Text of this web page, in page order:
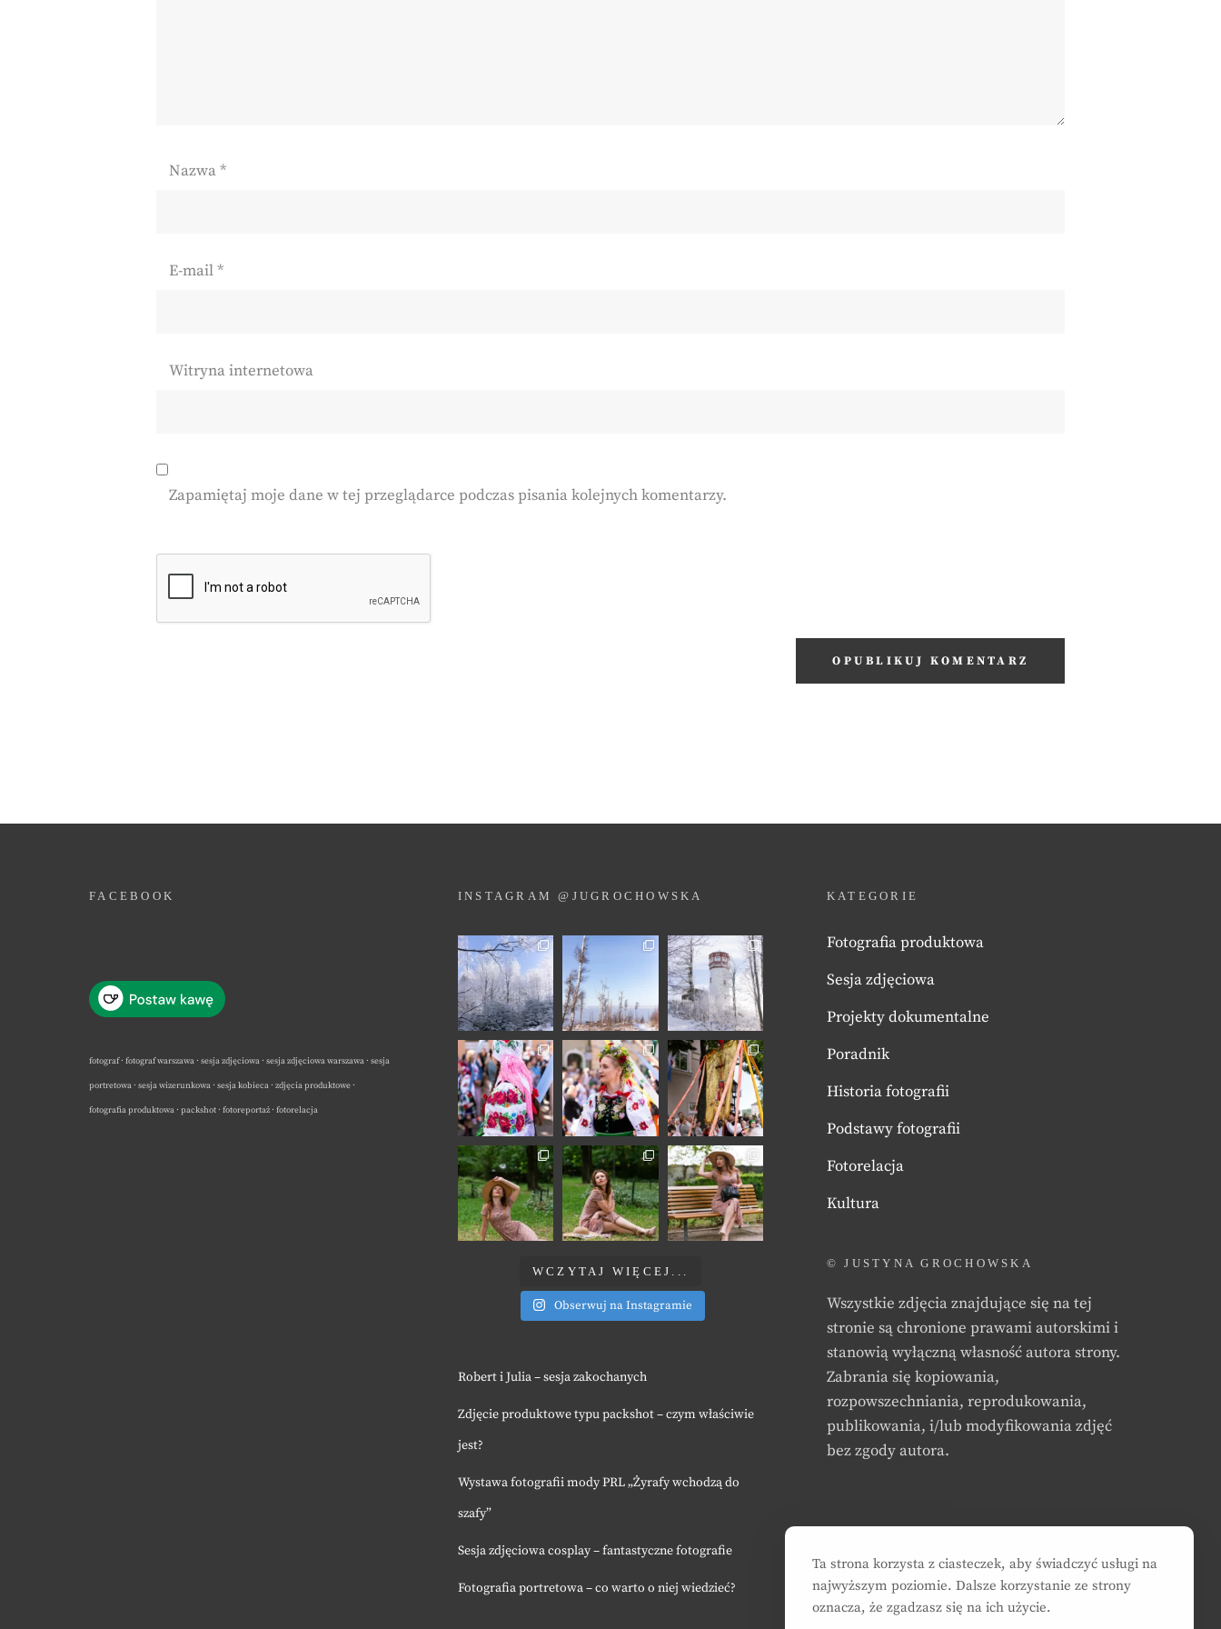
Nazwa*
E-mail*
Witryna internetowa
Zapamiętaj moje dane w tej przeglądarce podczas pisania kolejnych komentarzy.
FACEBOOK
fotograf · fotograf warszawa · sesja zdjęciowa · sesja zdjęciowa warszawa · sesja
portretowa · sesja wizerunkowa · sesja kobieca · zdjęcia produktowe ·
fotografia produktowa · packshot · fotoreportaż · fotorelacja
INSTAGRAM @JUGROCHOWSKA
WCZYTAJ WIĘCEJ...
Obserwuj na Instagramie
Robert i Julia – sesja zakochanych
Zdjęcie produktowe typu packshot – czym właściwie
jest?
Wystawa fotografii mody PRL „Żyrafy wchodzą do
szafy”
Sesja zdjęciowa cosplay – fantastyczne fotografie
Fotografia portretowa – co warto o niej wiedzieć?
KATEGORIE
Fotografia produktowa
Sesja zdjęciowa
Projekty dokumentalne
Poradnik
Historia fotografii
Podstawy fotografii
Fotorelacja
Kultura
© JUSTYNA GROCHOWSKA
Wszystkie zdjęcia znajdujące się na tej
stronie są chronione prawami autorskimi i
stanowią wyłączną własność autora strony.
Zabrania się kopiowania,
rozpowszechniania, reprodukowania,
publikowania, i/lub modyfikowania zdjęć
bez zgody autora.
Ta strona korzysta z ciasteczek, aby świadczyć usługi na
najwyższym poziomie. Dalsze korzystanie ze strony
oznacza, że zgadzasz się na ich użycie.